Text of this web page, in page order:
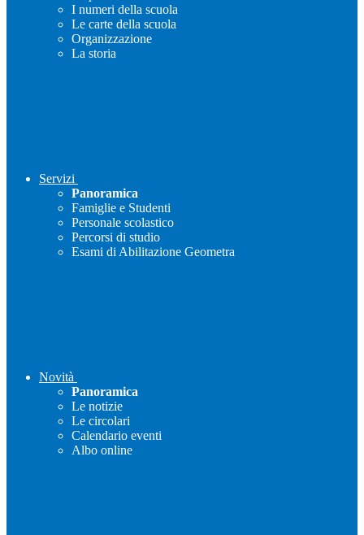
I numeri della scuola
Le carte della scuola
Organizzazione
La storia
Servizi
Panoramica
Famiglie e Studenti
Personale scolastico
Percorsi di studio
Esami di Abilitazione Geometra
Novità
Panoramica
Le notizie
Le circolari
Calendario eventi
Albo online